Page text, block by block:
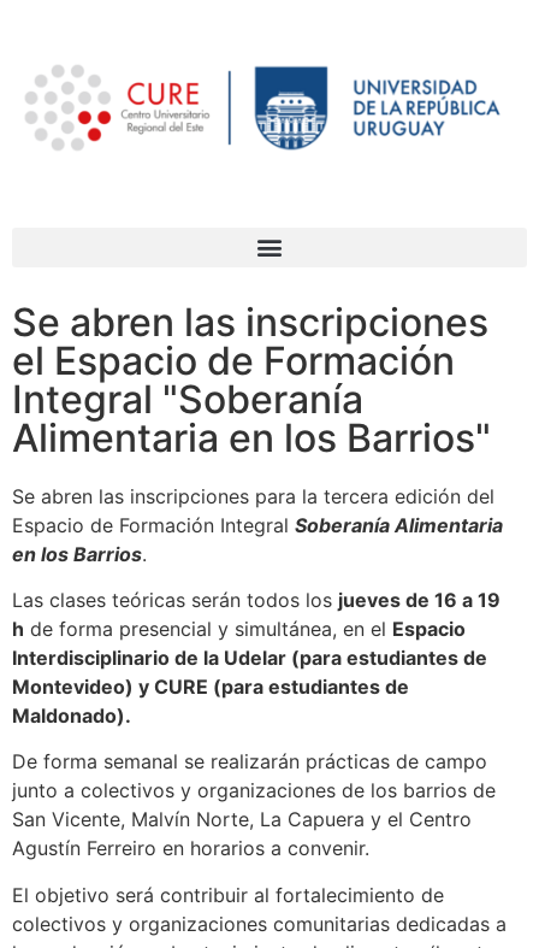
Se abren las inscripciones
el Espacio de Formación
Integral "Soberanía
Alimentaria en los Barrios"
Se abren las inscripciones para la tercera edición del
Espacio de Formación Integral Soberanía Alimentaria
en los Barrios.
Las clases teóricas serán todos los jueves de 16 a 19
h de forma presencial y simultánea, en el Espacio
Interdisciplinario de la Udelar (para estudiantes de
Montevideo) y CURE (para estudiantes de
Maldonado).
De forma semanal se realizarán prácticas de campo
junto a colectivos y organizaciones de los barrios de
San Vicente, Malvín Norte, La Capuera y el Centro
Agustín Ferreiro en horarios a convenir.
El objetivo será contribuir al fortalecimiento de
colectivos y organizaciones comunitarias dedicadas a